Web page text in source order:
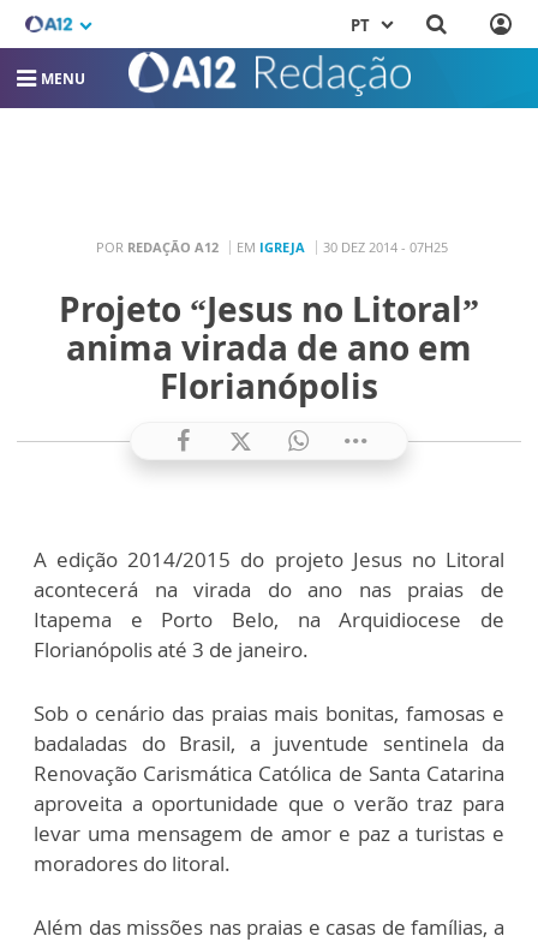
PT
MENU
POR REDAÇÃO A12 EM IGREJA 30 DEZ 2014 - 07H25
Projeto “Jesus no Litoral”
anima virada de ano em
Florianópolis
A edição 2014/2015 do projeto Jesus no Litoral
acontecerá na virada do ano nas praias de
Itapema e Porto Belo, na Arquidiocese de
Florianópolis até 3 de janeiro.
Sob o cenário das praias mais bonitas, famosas e
badaladas do Brasil, a juventude sentinela da
Renovação Carismática Católica de Santa Catarina
aproveita a oportunidade que o verão traz para
levar uma mensagem de amor e paz a turistas e
moradores do litoral.
Além das missões nas praias e casas de famílias, a